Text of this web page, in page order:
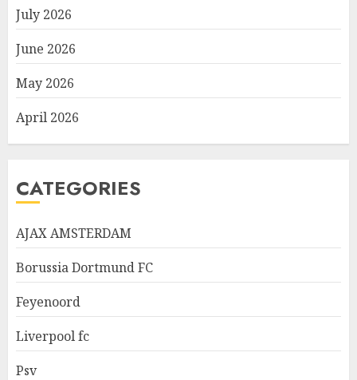
July 2026
June 2026
May 2026
April 2026
CATEGORIES
AJAX AMSTERDAM
Borussia Dortmund FC
Feyenoord
Liverpool fc
Psv